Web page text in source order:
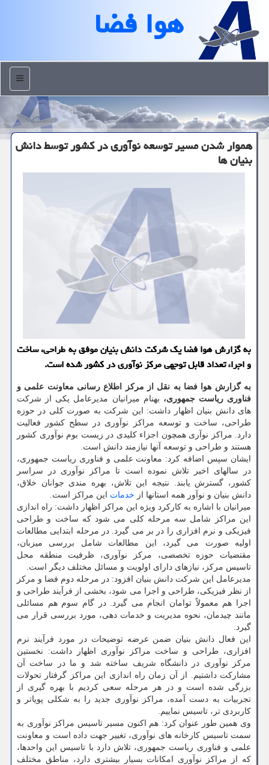
هوا فضا
منو
هموار شدن مسیر توسعه نوآوری در كشور توسط دانش
بنیان ها
به گزارش هوا فضا یک شرکت دانش بنیان موفق به طراحی، ساخت
و اجراء تعداد قابل توجهی مرکز نوآوری در کشور شده است.
به گزارش هوا فضا به نقل از مرکز اطلاع رسانی معاونت علمی و
فناوری ریاست جمهوری، بهنام میرانیان مدیرعامل یکی از شرکت
های دانش بنیان اظهار داشت: این شرکت به صورت کلی در حوزه
طراحی، ساخت و توسعه مراکز نوآوری در سطح کشور فعالیت
دارد. مراکز نوآری همچون اجزاء کلیدی در زیست بوم نوآوری کشور
هستند و طراحی و توسعه آنها نیازمند دانش است.
ایشان سپس اضافه کرد: معاونت علمی و فناوری ریاست جمهوری،
در سالهای اخیر تلاش نموده است تا مراکز نوآوری در سراسر
کشور، گسترش یابند. نتیجه این تلاش، بهره ‎مندی جوانان خلاق،
دانش بنیان و نوآور همه استانها از خدمات این مراکز است.
میرانیان با اشاره به کارکرد ویژه این مراکز اظهار داشت: راه اندازی
این مراکز شامل سه مرحله کلی می شود که ساخت و طراحی
فیزیکی و نرم افزاری را در بر می گیرد. در مرحله ابتدایی مطالعات
اولیه صورت می گیرد، این مطالعات شامل بررسی میزبان،
مقتضیات حوزه تخصصی، مرکز نوآوری، ظرفیت منطقه محل
تاسیس مرکز، نیازهای دارای اولویت و مسائل مختلف دیگر است.
مدیرعامل این شرکت دانش بنیان افزود: در مرحله دوم فضا و مرکز
از نظر فیزیکی، طراحی و اجرا می شود، بخشی از فرآیند طراحی و
اجرا هم معمولاً توامان انجام می گیرد. در گام سوم هم مسائلی
مانند چیدمان، نحوه مدیریت و خدمات دهی، مورد بررسی قرار می
گیرد.
این فعال دانش بنیان ضمن عرضه توضیحات در مورد فرآیند نرم
افزاری، طراحی و ساخت مراکز نوآوری اظهار داشت: نخستین
مرکز نوآوری در دانشگاه شریف ساخته شد و ما در ساخت آن
مشارکت داشتیم. از آن زمان راه اندازی این مراکز گرفتار تحولات
بزرگی شده است و در هر مرحله سعی کردیم با بهره گیری از
تجربیات به دست آمده، مراکز نوآوری جدید را به شکلی پویاتر و
کاربردی تر، تاسیس نماییم.
وی همین طور عنوان کرد: هم اکنون مسیر تاسیس مراکز نوآوری به
سمت تاسیس کارخانه های نوآوری، تغییر جهت داده است و معاونت
علمی و فناوری ریاست جمهوری، تلاش دارد با تاسیس این واحدها،
که از مراکز نوآوری امکانات بسیار بیشتری دارد، مناطق مختلف